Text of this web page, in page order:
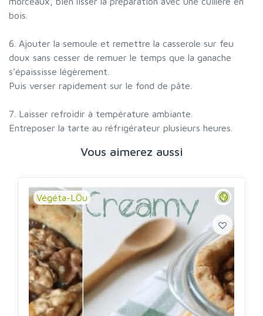
bois.
6. Ajouter la semoule et remettre la casserole sur feu
doux sans cesser de remuer le temps que la ganache
s’épaississe légèrement.
Puis verser rapidement sur le fond de pâte.
7. Laisser refroidir à température ambiante.
Entreposer la tarte au réfrigérateur plusieurs heures.
Vous aimerez aussi
Végéta-LÖu